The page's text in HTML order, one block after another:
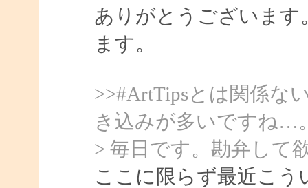
ありがとうございま
ます。
>>#ArtTipsとは関係な
き込みが多いですね…
> 毎日です。勘弁して
ここに限らず最近こ